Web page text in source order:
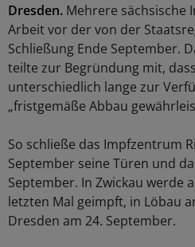
Dresden. Mehrere sächsische
Arbeit vor der von der
Schließung Ende September.
teilte zur Begründung mit,
unterschiedlich lange zur
„fristgemäße Abbau
So schließe das Impfzentrum
September seine Türen und
September. In Zwickau werde
letzten Mal geimpft, in Löbau
Dresden am 24. September.